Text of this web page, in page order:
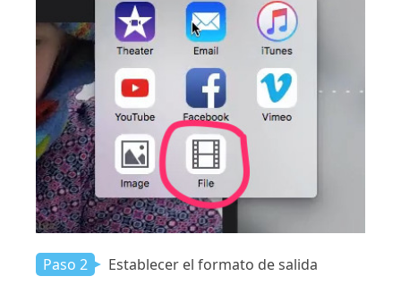
Paso 2 Establecer el formato de salida